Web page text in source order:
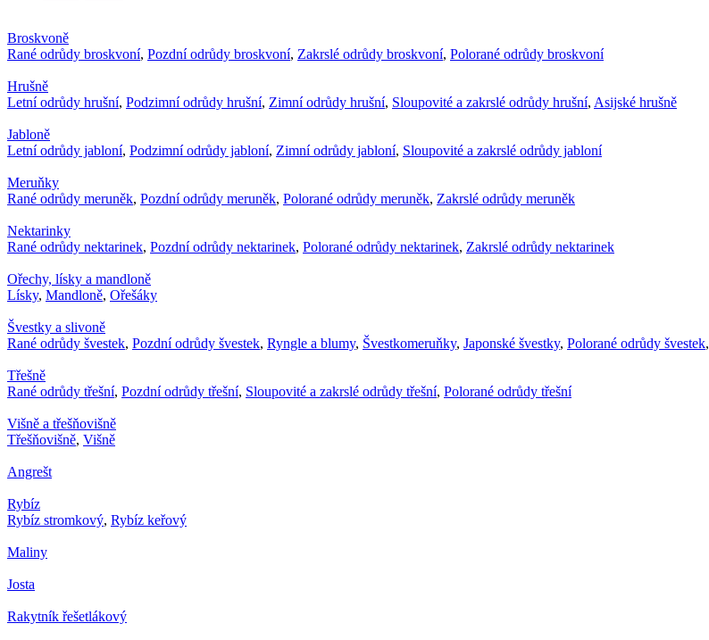
Broskvoně
Rané odrůdy broskvoní, Pozdní odrůdy broskvoní, Zakrslé odrůdy broskvoní, Polorané odrůdy broskvoní
Hrušně
Letní odrůdy hrušní, Podzimní odrůdy hrušní, Zimní odrůdy hrušní, Sloupovité a zakrslé odrůdy hrušní, Asijské hrušně
Jabloně
Letní odrůdy jabloní, Podzimní odrůdy jabloní, Zimní odrůdy jabloní, Sloupovité a zakrslé odrůdy jabloní
Meruňky
Rané odrůdy meruněk, Pozdní odrůdy meruněk, Polorané odrůdy meruněk, Zakrslé odrůdy meruněk
Nektarinky
Rané odrůdy nektarinek, Pozdní odrůdy nektarinek, Polorané odrůdy nektarinek, Zakrslé odrůdy nektarinek
Ořechy, lísky a mandloně
Lísky, Mandloně, Ořešáky
Švestky a slivoně
Rané odrůdy švestek, Pozdní odrůdy švestek, Ryngle a blumy, Švestkomeruňky, Japonské švestky, Polorané odrůdy švestek,
Třešně
Rané odrůdy třešní, Pozdní odrůdy třešní, Sloupovité a zakrslé odrůdy třešní, Polorané odrůdy třešní
Višně a třešňovišně
Třešňovišně, Višně
Angrešt
Rybíz
Rybíz stromkový, Rybíz keřový
Maliny
Josta
Rakytník řešetlákový